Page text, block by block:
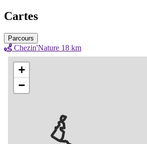
Cartes
Parcours
Chezin'Nature 18 km